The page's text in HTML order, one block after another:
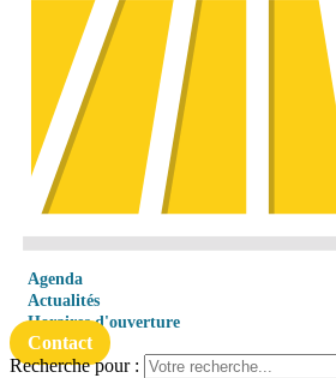
Agenda
Actualités
Horaires d'ouverture
Contact
Recherche pour :